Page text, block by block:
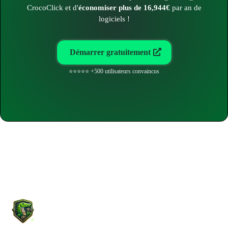
CrocoClick et d'économiser plus de 16,944€par an de
logiciels !
Démarrer gratuitement
⭐⭐⭐⭐⭐ +500 utilisateurs convaincus